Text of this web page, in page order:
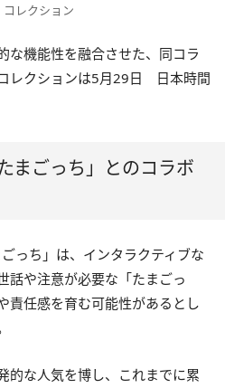
コレクション
な機能性を融合させた、同コラ
レクションは5月29日 日本時間
まごっち」とのコラボ
っち」は、インタラクティブな
話や注意が必要な「たまごっ
責任感を育む可能性があるとし
的な人気を博し、これまでに累